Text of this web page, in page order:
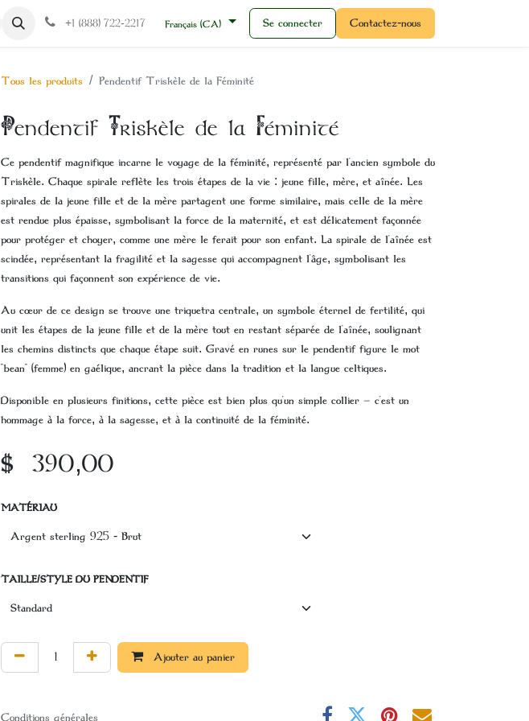
+1 (888) 722-2217 Français (CA) Se connecter Contactez-nous
Tous les produits Pendentif Triskèle de la Féminité
Pendentif Triskèle de la Féminité
Ce pendentif magnifique incarne le voyage de la féminité, représenté par l'ancien symbole du
Triskèle. Chaque spirale reflète les trois étapes de la vie : jeune fille, mère, et aînée. Les
spirales de la jeune fille et de la mère partagent une forme similaire, mais celle de la mère
est rendue plus épaisse, symbolisant la force de la maternité, et est délicatement façonnée
pour protéger et choyer, comme une mère le ferait pour son enfant. La spirale de l'aînée est
scindée, représentant la fragilité et la sagesse qui accompagnent l'âge, symbolisant les
transitions qui façonnent son expérience de vie.
Au cœur de ce design se trouve une triquetra centrale, un symbole éternel de fertilité, qui
unit les étapes de la jeune fille et de la mère tout en restant séparée de l'aînée, soulignant
les chemins distincts que chaque étape suit. Gravé en runes sur le pendentif figure le mot
"bean" (femme) en gaélique, ancrant la pièce dans la tradition et la langue celtiques.
Disponible en plusieurs finitions, cette pièce est bien plus qu'un simple collier — c'est un
hommage à la force, à la sagesse, et à la continuité de la féminité.
$ 390,00
MATÉRIAU
TAILLE/STYLE DU PENDENTIF
Ajouter au panier
Conditions générales